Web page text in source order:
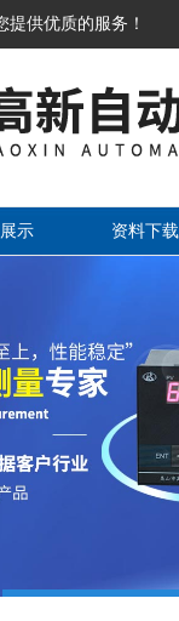
供优质的服务！
示 资料下载